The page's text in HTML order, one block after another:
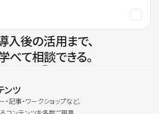
入後の活用まで、
べて相談できる。
ンツ
記事・ワークショップなど、